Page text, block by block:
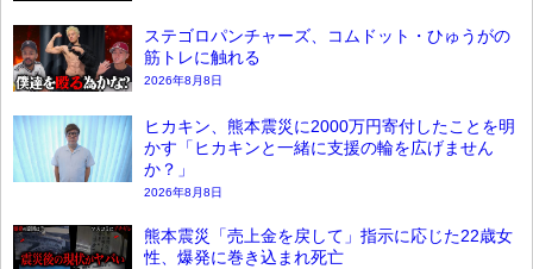
ステゴロパンチャーズ、コムドット・ひゅうがの
筋トレに触れる
2026年8月8日
ヒカキン、熊本震災に2000万円寄付したことを明
かす「ヒカキンと一緒に支援の輪を広げません
か？」
2026年8月8日
熊本震災「売上金を戻して」指示に応じた22歳女
性、爆発に巻き込まれ死亡